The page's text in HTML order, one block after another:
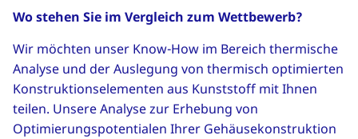
Wo stehen Sie im Vergleich zum Wettbewerb?
Wir möchten unser Know-How im Bereich thermische
Analyse und der Auslegung von thermisch optimierten
Konstruktionselementen aus Kunststoff mit Ihnen
teilen. Unsere Analyse zur Erhebung von
Optimierungspotentialen Ihrer Gehäusekonstruktion